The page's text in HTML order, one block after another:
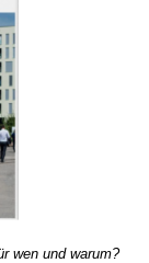
wen und warum?